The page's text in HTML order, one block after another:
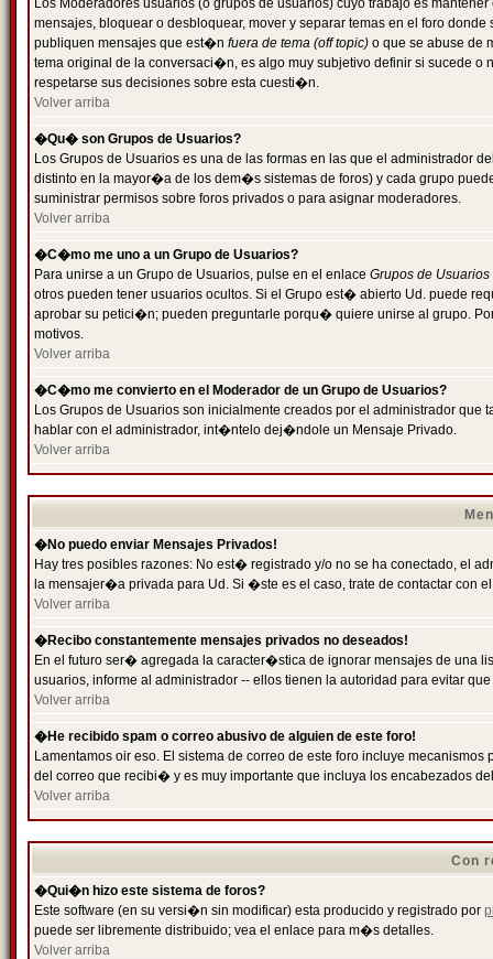
Los Moderadores usuarios (o grupos de usuarios) cuyo trabajo es
mensajes, bloquear o desbloquear, mover y separar temas en el foro
publiquen mensajes que est�n fuera de tema (off topic) o que se abuse de
tema original de la conversaci�n, es algo muy subjetivo definir si sucede
respetarse sus decisiones sobre esta cuesti�n.
Volver arriba
�Qu� son Grupos de Usuarios?
Los Grupos de Usuarios es una de las formas en las que el administrador
distinto en la mayor�a de los dem�s sistemas de foros) y cada grupo
suministrar permisos sobre foros privados o para asignar moderadores.
Volver arriba
�C�mo me uno a un Grupo de Usuarios?
Para unirse a un Grupo de Usuarios, pulse en el enlace Grupos de Usuarios
otros pueden tener usuarios ocultos. Si el Grupo est� abierto Ud. puede
aprobar su petici�n; pueden preguntarle porqu� quiere unirse al grupo.
motivos.
Volver arriba
�C�mo me convierto en el Moderador de un Grupo de Usuarios?
Los Grupos de Usuarios son inicialmente creados por el administrador
hablar con el administrador, int�ntelo dej�ndole un Mensaje Privado.
Volver arriba
�No puedo enviar Mensajes Privados!
Hay tres posibles razones: No est� registrado y/o no se ha conectado, el
la mensajer�a privada para Ud. Si �ste es el caso, trate de contactar con
Volver arriba
�Recibo constantemente mensajes privados no deseados!
En el futuro ser� agregada la caracter�stica de ignorar mensajes de una
usuarios, informe al administrador -- ellos tienen la autoridad para evitar
Volver arriba
�He recibido spam o correo abusivo de alguien de este foro!
Lamentamos oir eso. El sistema de correo de este foro incluye
del correo que recibi� y es muy importante que incluya los encabezados
Volver arriba
Con
�Qui�n hizo este sistema de foros?
Este software (en su versi�n sin modificar) esta producido y registrado por
puede ser libremente distribuido; vea el enlace para m�s detalles.
Volver arriba